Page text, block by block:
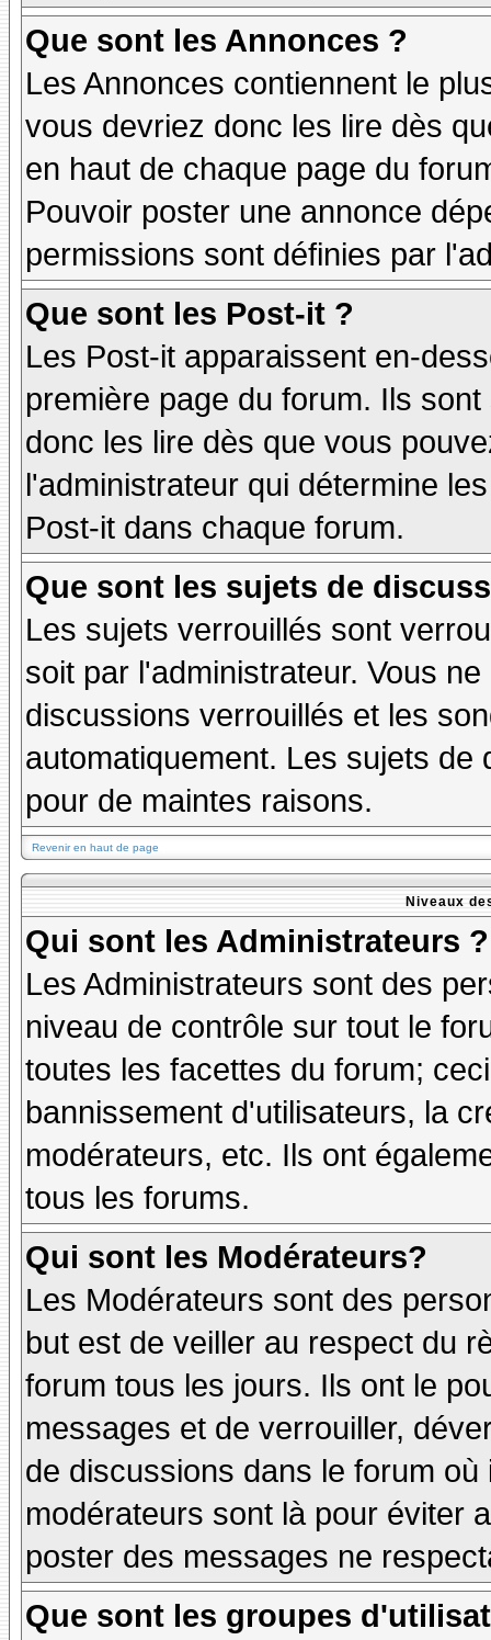
Que sont les Annonces ?
Les Annonces contiennent le
vous devriez donc les lire dès
en haut de chaque page du
Pouvoir poster une annonce
permissions sont définies par
Que sont les Post-it ?
Les Post-it apparaissent en-
première page du forum. Ils
donc les lire dès que vous
l'administrateur qui détermine
Post-it dans chaque forum.
Que sont les sujets de
Les sujets verrouillés sont
soit par l'administrateur. Vous
discussions verrouillés et les
automatiquement. Les sujets
pour de maintes raisons.
Revenir en haut de page
Niveaux
Qui sont les Administrateurs ?
Les Administrateurs sont des
niveau de contrôle sur tout le
toutes les facettes du forum;
bannissement d'utilisateurs, la
modérateurs, etc. Ils ont
tous les forums.
Qui sont les Modérateurs?
Les Modérateurs sont des
but est de veiller au respect du
forum tous les jours. Ils ont le
messages et de verrouiller,
de discussions dans le forum
modérateurs sont là pour éviter
poster des messages ne
Que sont les groupes